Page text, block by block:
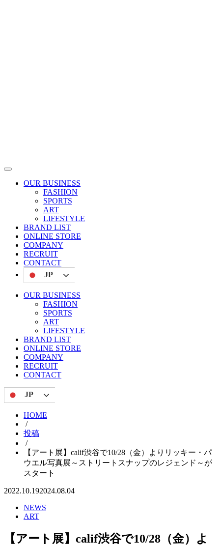
OUR BUSINESS
FASHION
SPORTS
ART
LIFESTYLE
BRAND LIST
ONLINE STORE
COMPANY
RECRUIT
CONTACT
JP
OUR BUSINESS
FASHION
SPORTS
ART
LIFESTYLE
BRAND LIST
ONLINE STORE
COMPANY
RECRUIT
CONTACT
JP
HOME
/
投稿
/
【アート展】calif渋谷で10/28（金）よりリッキー・パ
ウエル写真展～ストリートスナップのレジェンド～が
スタート
2022.10.192024.08.04
NEWS
ART
【アート展】calif渋谷で10/28（金）よ